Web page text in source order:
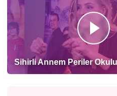
Sihirli Annem Periler